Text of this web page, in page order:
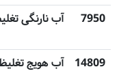
7950 آب نارنگی
14809 آب هویج